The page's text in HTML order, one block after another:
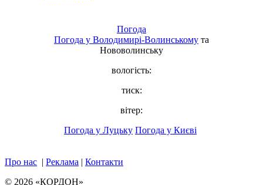
Погода
Погода у Володимирі-Волинському та
Нововолинську
вологість:
тиск:
вітер:
Погода у Луцьку Погода у Києві
Про нас | Реклама | Контакти
© 2026 «КОРДОН»